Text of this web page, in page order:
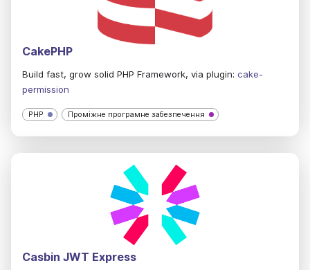
CakePHP
Build fast, grow solid PHP Framework, via plugin: cake-
permission
PHP Проміжне програмне забезпечення
Casbin JWT Express